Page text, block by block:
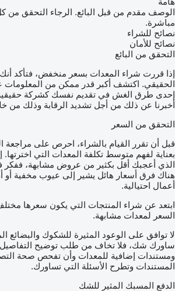
الوصف مقدم من قبل البائع. الرجاء التحقق من
مباشرة.
نصائح للشراء
نصائح للأمان
التحقق من البائع
إذا قررت شراء المعدات بسعر منخفض، فتأكد أنك
الحقيقي. اكتشف أكبر قدر ممكن من المعلومات
إحدى طرق الغش في تقديم نفسك كشركة
أخبرنا عن ذلك من أجل تشديد الرقابة وذلك من
التحقق من السعر
قبل أن تقرر القيام بالشراء، احرص على مراجعة
بعناية لفهم متوسط تكلفة المعدات التي
الذي أعجبك أقل بكثير من عروض مشابهة، ففكر
هناك فرق أسعار هائل يشير إلى عيوب مخفية أو
أعمال احتيالية.
ابتعد عن شراء المنتجات التي يكون سعرها
السعر لمعدات مشابهة.
لا توافق على الوعود المثيرة للشكوك والبضائع
ساورك شك، فلا تخاف من طلب توضيح
ومستندات إضافية للمعدات وأن تفحص صحة
المستندات وتطرح الأسئلة التي تساورك.
الدفع المسبك المثير للشك